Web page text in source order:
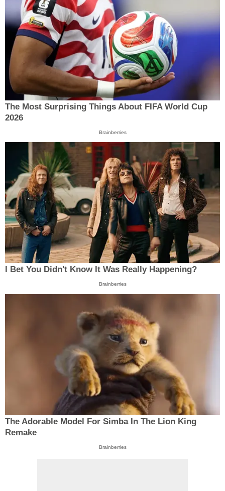
The Most Surprising Things About FIFA World Cup
2026
Brainberries
I Bet You Didn't Know It Was Really Happening?
Brainberries
The Adorable Model For Simba In The Lion King
Remake
Brainberries